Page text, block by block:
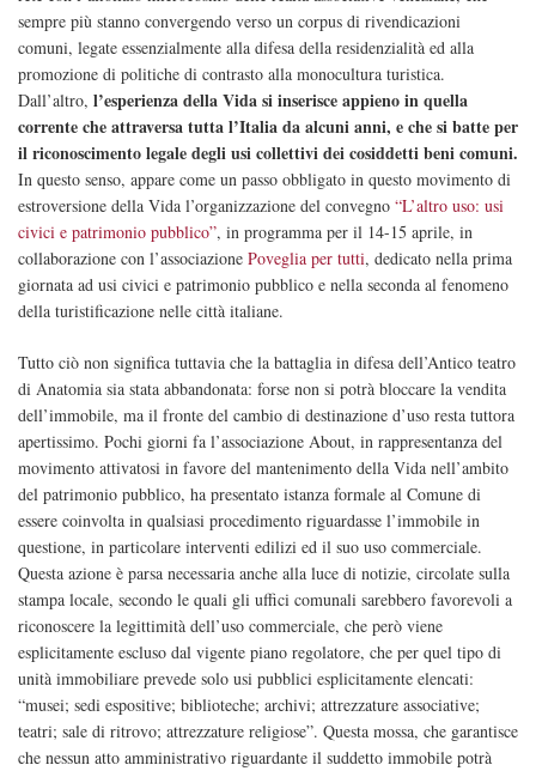
sempre più stanno convergendo verso un corpus di rivendicazioni
comuni, legate essenzialmente alla difesa della residenzialità ed alla
promozione di politiche di contrasto alla monocultura turistica.
Dall’altro, l’esperienza della Vida si inserisce appieno in quella
corrente che attraversa tutta l’Italia da alcuni anni, e che si batte per
il riconoscimento legale degli usi collettivi dei cosiddetti beni comuni.
In questo senso, appare come un passo obbligato in questo movimento di
estroversione della Vida l’organizzazione del convegno “L’altro uso: usi
civici e patrimonio pubblico”, in programma per il 14-15 aprile, in
collaborazione con l’associazione Poveglia per tutti, dedicato nella prima
giornata ad usi civici e patrimonio pubblico e nella seconda al fenomeno
della turistificazione nelle città italiane.
Tutto ciò non significa tuttavia che la battaglia in difesa dell’Antico teatro
di Anatomia sia stata abbandonata: forse non si potrà bloccare la vendita
dell’immobile, ma il fronte del cambio di destinazione d’uso resta tuttora
apertissimo. Pochi giorni fa l’associazione About, in rappresentanza del
movimento attivatosi in favore del mantenimento della Vida nell’ambito
del patrimonio pubblico, ha presentato istanza formale al Comune di
essere coinvolta in qualsiasi procedimento riguardasse l’immobile in
questione, in particolare interventi edilizi ed il suo uso commerciale.
Questa azione è parsa necessaria anche alla luce di notizie, circolate sulla
stampa locale, secondo le quali gli uffici comunali sarebbero favorevoli a
riconoscere la legittimità dell’uso commerciale, che però viene
esplicitamente escluso dal vigente piano regolatore, che per quel tipo di
unità immobiliare prevede solo usi pubblici esplicitamente elencati:
“musei; sedi espositive; biblioteche; archivi; attrezzature associative;
teatri; sale di ritrovo; attrezzature religiose”. Questa mossa, che garantisce
che nessun atto amministrativo riguardante il suddetto immobile potrà